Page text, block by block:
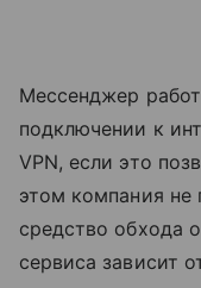
Мессенджер
подключении к
VPN, если это
этом компания не
средство обхода
сервиса зависит